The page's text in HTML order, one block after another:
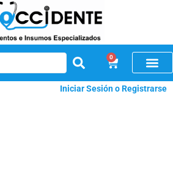
0
Iniciar Sesión o Registrarse